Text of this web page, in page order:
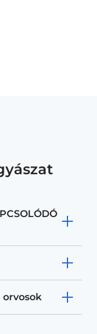
orvosok